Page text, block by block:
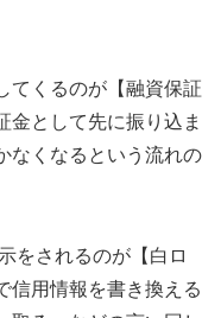
てくるのが【融資保証
金として先に振り込ま
なくなるという流れの
をされるのが【白ロ
信用情報を書き換える